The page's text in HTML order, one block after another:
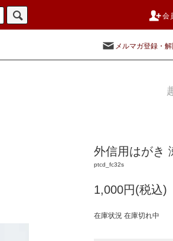
会
メルマガ登録・
外信用はがき
ptcd_fc32s
1,000円(税込)
在庫状況 在庫切れ中